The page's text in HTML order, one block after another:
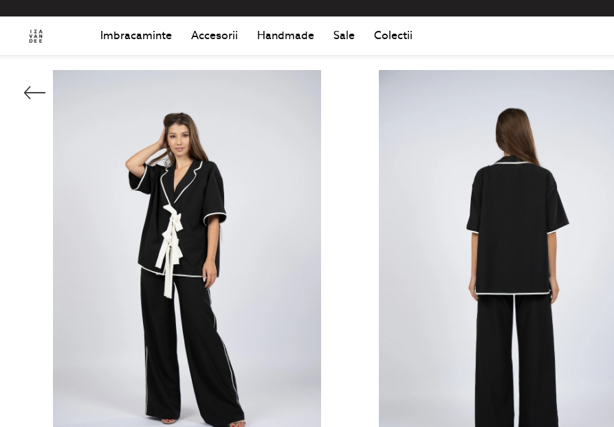
Imbracaminte Accesorii Handmade Sale Colectii